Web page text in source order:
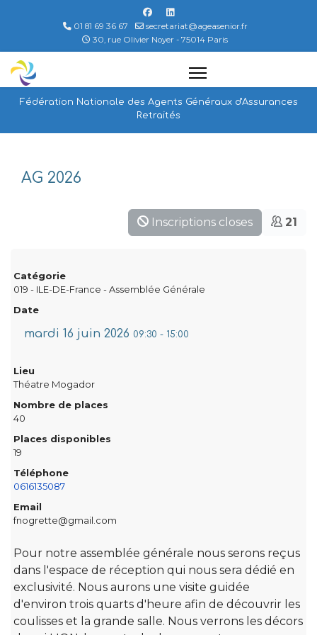
01 81 69 36 67
secretariat@ageasenior.fr
30, rue Olivier Noyer - 75014 Paris
Fédération Nationale des Agents Généraux d'Assurances
Retraités
AG 2026
Inscriptions closes 21
Catégorie
019 - ILE-DE-France - Assemblée Générale
Date
mardi 16 juin 2026 09:30 - 15:00
Lieu
Théatre Mogador
Nombre de places
40
Places disponibles
19
Téléphone
0616135087
Email
fnogrette@gmail.com
Pour notre assemblée générale nous serons reçus
dans l'espace de réception qui nous sera dédié en
exclusivité. Nous aurons une visite guidée
d'environ trois quarts d'heure afin de découvrir les
coulisses et la grande salle. Nous verrons les décors